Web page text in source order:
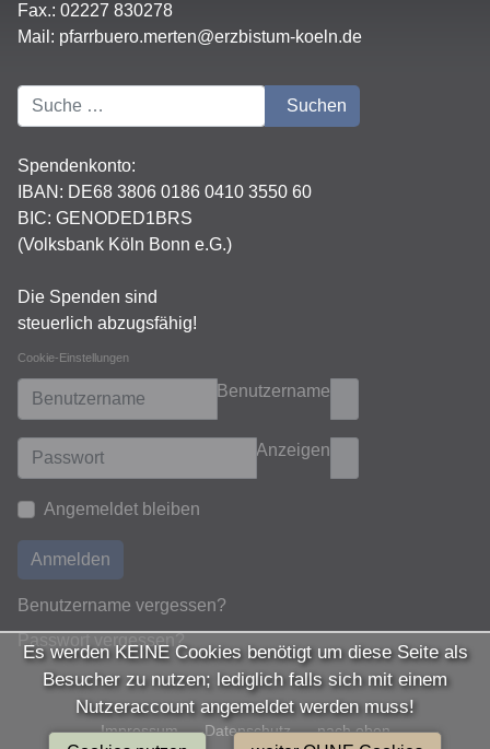
Fax.: 02227 830278
Mail: pfarrbuero.merten@erzbistum-koeln.de
Suchen Suchen
Spendenkonto:
IBAN: DE68 3806 0186 0410 3550 60
BIC: GENODED1BRS
(Volksbank Köln Bonn e.G.)
Die Spenden sind
steuerlich abzugsfähig!
Cookie-Einstellungen
Benutzername
Anzeigen
Angemeldet bleiben
Anmelden
Benutzername vergessen?
Passwort vergessen?
Impressum Datenschutz nach oben
Es werden KEINE Cookies benötigt um diese Seite als
Besucher zu nutzen; lediglich falls sich mit einem
Nutzeraccount angemeldet werden muss!